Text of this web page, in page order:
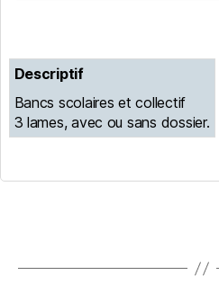
Descriptif
Bancs scolaires et collectif
3 lames, avec ou sans dossier.